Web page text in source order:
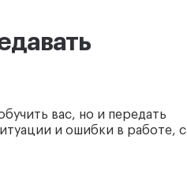
вас, но и передать
и ошибки в работе, с